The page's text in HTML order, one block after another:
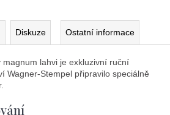
Diskuze Ostatní informace
magnum lahvi je exkluzivní ruční
Wagner-Stempel připravilo speciálně